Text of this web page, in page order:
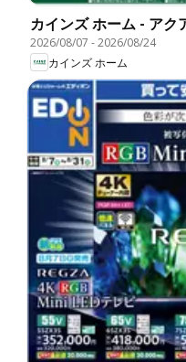
カインズ ホーム - アク
2026/08/07 -2026/08/24
カインズ ホーム